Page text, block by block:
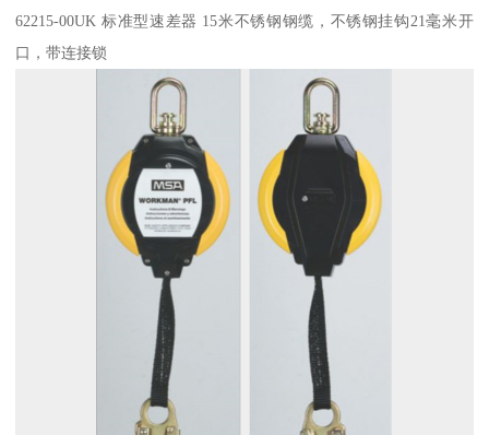
62215-00UK 标准型速差器 15米不锈钢钢缆，不锈钢挂钩21毫米开
口，带连接锁